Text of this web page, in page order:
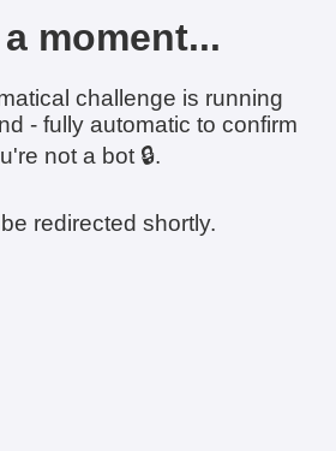
moment...
challenge is running
- fully automatic to confirm
not a bot 🔒.
be redirected shortly.